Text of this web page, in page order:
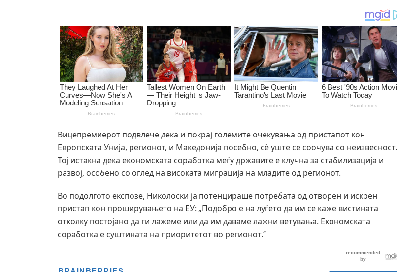
Вицепремиерот подвлече дека и покрај големите очекувања од пристапот кон
Европската Унија, регионот, и Македонија посебно, сè уште се соочува со неизвесност.
Тој истакна дека економската соработка меѓу државите е клучна за стабилизација и
развој, особено со оглед на високата миграција на младите од регионот.
Во подолгото експозе, Николоски ја потенцираше потребата од отворен и искрен
пристап кон проширувањето на ЕУ: „Подобро е на луѓето да им се каже вистината
отколку постојано да ги лажеме или да им даваме лажни ветувања. Економската
соработка е суштината на приоритетот во регионот.“